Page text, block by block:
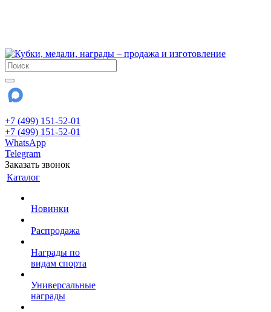
+7 (499) 151-52-01
+7 (499) 151-52-01
WhatsApp
Telegram
Заказать звонок
Каталог
Новинки
Распродажа
Награды по
видам спорта
Универсальные
награды